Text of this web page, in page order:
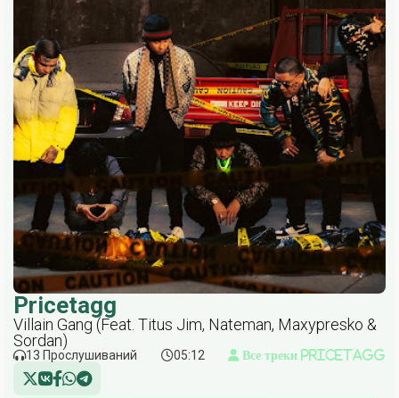
Pricetagg
Villain Gang (Feat. Titus Jim, Nateman, Maxypresko &
Sordan)
13 Прослушиваний 05:12 Все треки Pricetagg